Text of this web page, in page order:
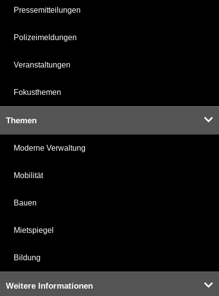
Pressemitteilungen
Polizeimeldungen
Veranstaltungen
Fokusthemen
Themen
Moderne Verwaltung
Mobilität
Bauen
Mietspiegel
Bildung
Weitere Informationen